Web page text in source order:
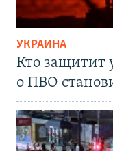
УКРАИНА
Кто защитит
о ПВО